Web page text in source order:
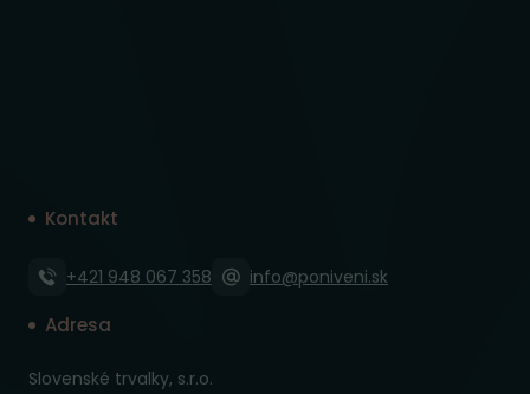
Kontakt
+421 948 067 358 info@poniveni.sk
Adresa
Slovenské trvalky, s.r.o.